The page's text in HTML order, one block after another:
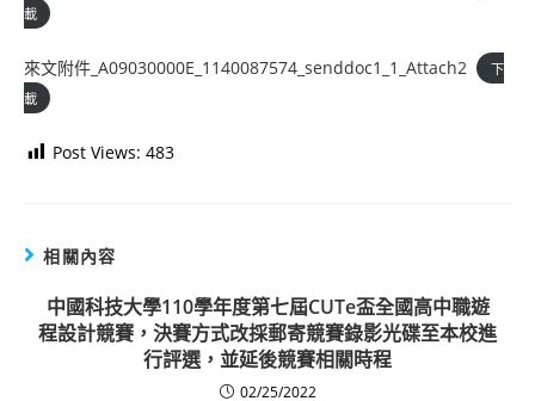
載
來文附件_A09030000E_1140087574_senddoc1_1_Attach2
下
載
Post Views: 483
相關內容
中國科技大學110學年度第七屆CUTe盃全國高中職遊
程設計競賽，決賽方式改採郵寄競賽錄影光碟至本校進
行評選，並延後競賽相關時程
02/25/2022